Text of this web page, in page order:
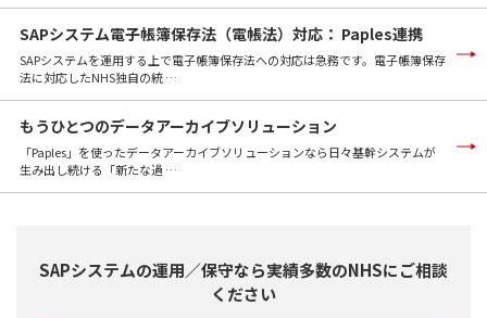
SAPシステム電子帳簿保存法（電帳法）対応： Paples連携
SAPシステムを運用する上で電子帳簿保存法への対応は急務です。電子帳簿保存
法に対応したNHS独自の統 …
もうひとつのデータアーカイブソリューション
「Paples」を使ったデータアーカイブソリューションなら⽇々基幹システムが
⽣み出し続ける「新たな過 …
SAPシステムの運用／保守なら実績多数のNHSにご相談
ください